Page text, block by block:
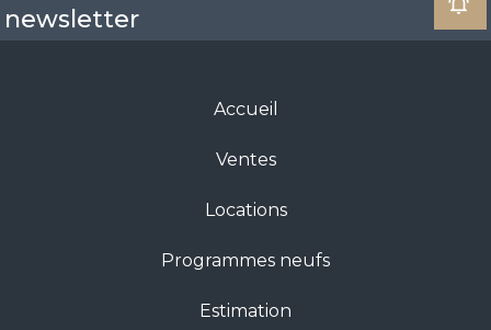
newsletter
Accueil
Ventes
Locations
Programmes neufs
Estimation